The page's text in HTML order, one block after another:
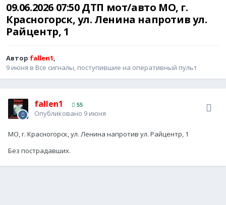
09.06.2026 07:50 ДТП мот/авто МО, г.
Красногорск, ул. Ленина напротив ул.
Райцентр, 1
Автор fallen1,
9 июня в Все сигналы, поступившие на оперативный пульт
fallen1 55
Опубликовано 9 июня
МО, г. Красногорск, ул. Ленина напротив ул. Райцентр, 1
Без пострадавших.